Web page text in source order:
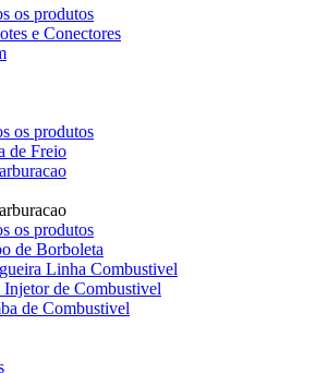
os produtos
e Conectores
os produtos
de Freio
os produtos
de Borboleta
Linha Combustivel
de Combustivel
de Combustivel